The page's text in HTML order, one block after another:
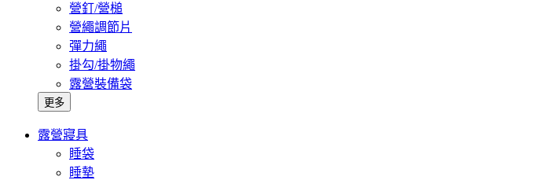
營釘/營槌
營繩調節片
彈力繩
掛勾/掛物繩
露營裝備袋
更多
露營寢具
睡袋
睡墊